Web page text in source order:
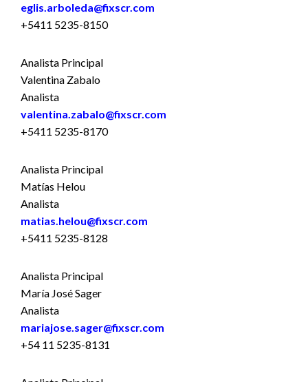
eglis.arboleda@fixscr.com
+5411 5235-8150
Analista Principal
Valentina Zabalo
Analista
valentina.zabalo@fixscr.com
+5411 5235-8170
Analista Principal
Matías Helou
Analista
matias.helou@fixscr.com
+5411 5235-8128
Analista Principal
María José Sager
Analista
mariajose.sager@fixscr.com
+54 11 5235-8131